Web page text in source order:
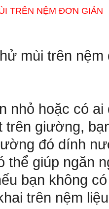
TRÊN NỆM ĐƠN GIẢN
mùi trên nệm
nhỏ hoặc có
trên giường,
đó dính
thể giúp ngăn
bạn không
trên nệm